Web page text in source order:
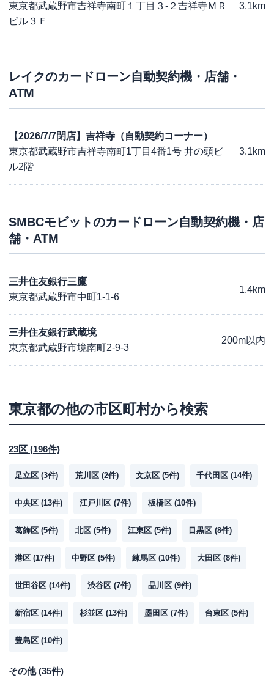
東京都武蔵野市吉祥寺南町１丁目３-２吉祥寺ＭＲ
ビル３Ｆ
3.1km
レイクのカードローン自動契約機・店舗・
ATM
【2026/7/7閉店】吉祥寺（自動契約コーナー）
東京都武蔵野市吉祥寺南町1丁目4番1号 井の頭ビ
ル2階
3.1km
SMBCモビットのカードローン自動契約機・店
舗・ATM
三井住友銀行三鷹
東京都武蔵野市中町1-1-6
1.4km
三井住友銀行武蔵境
東京都武蔵野市境南町2-9-3
200m以内
東京都の他の市区町村から検索
23区 (196件)
足立区 (3件) 荒川区 (2件) 文京区 (5件) 千代田区 (14件)
中央区 (13件) 江戸川区 (7件) 板橋区 (10件)
葛飾区 (5件) 北区 (5件) 江東区 (5件) 目黒区 (8件)
港区 (17件) 中野区 (5件) 練馬区 (10件) 大田区 (8件)
世田谷区 (14件) 渋谷区 (7件) 品川区 (9件)
新宿区 (14件) 杉並区 (13件) 墨田区 (7件) 台東区 (5件)
豊島区 (10件)
その他(35件)